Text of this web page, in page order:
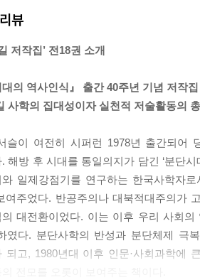
옥
및 상훈경력
뷰
저작집’ 전18권 소개
대의 역사인식』 출간 40주년 기념 저작
사학의 집대성이자 실천적 저술활동의
슬이 여전히 시퍼런 1978년 출간되어
해방 후 시대를 통일의지가 담긴 ‘분단
와 일제강점기를 연구하는 한국사학자
여주었다. 반공주의나 대북적대주의가
의 대전환이었다. 이는 이후 우리 사회
였다. 분단사학의 반성과 분단체제
되고, 1980년대 이후 인문·사회과학에